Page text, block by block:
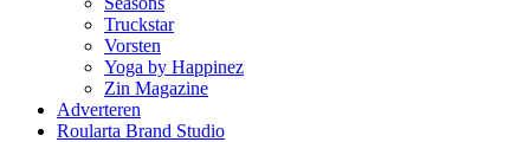
Truckstar
Vorsten
Yoga by Happinez
Zin Magazine
Adverteren
Roularta Brand Studio